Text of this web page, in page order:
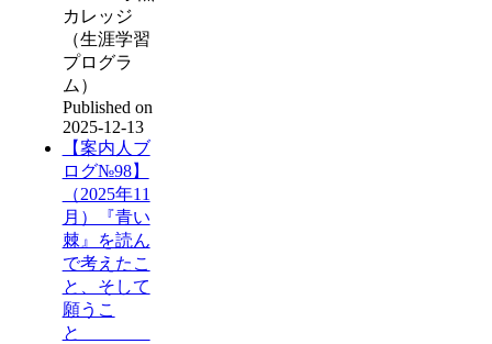
カレッジ
（生涯学習
プログラ
ム）
Published on
2025-12-13
【案内人ブ
ログ№98】
（2025年11
月）『青い
棘』を読ん
で考えたこ
と、そして
願うこ
と